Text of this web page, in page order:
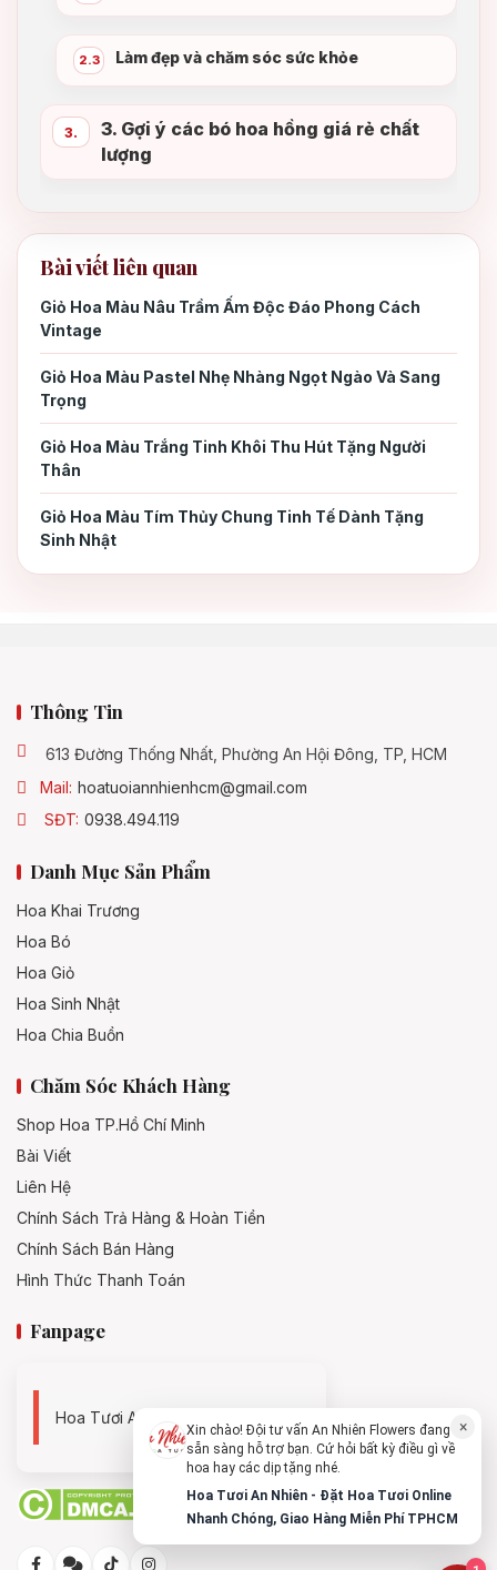
2.3 Làm đẹp và chăm sóc sức khỏe
3.
3. Gợi ý các bó hoa hồng giá rẻ chất
lượng
5.
5. Kết luận
Bài viết liên quan
Giỏ Hoa Màu Nâu Trầm Ấm Độc Đáo Phong Cách
Vintage
Giỏ Hoa Màu Pastel Nhẹ Nhàng Ngọt Ngào Và Sang
Trọng
Giỏ Hoa Màu Trắng Tinh Khôi Thu Hút Tặng Người
Thân
Giỏ Hoa Màu Tím Thủy Chung Tinh Tế Dành Tặng
Sinh Nhật
Thông Tin
613 Đường Thống Nhất, Phường An Hội Đông, TP, HCM
Mail: hoatuoiannhienhcm@gmail.com
SĐT: 0938.494.119
Danh Mục Sản Phẩm
Hoa Khai Trương
Hoa Bó
Hoa Giỏ
Hoa Sinh Nhật
Hoa Chia Buồn
Chăm Sóc Khách Hàng
Shop Hoa TP.Hồ Chí Minh
Bài Viết
Liên Hệ
Chính Sách Trả Hàng & Hoàn Tiền
Chính Sách Bán Hàng
Hình Thức Thanh Toán
Fanpage
Hoa Tươi An Nhiên - 0938494119 ×
Xin chào! Đội tư vấn An Nhiên Flowers đang
sẵn sàng hỗ trợ bạn. Cứ hỏi bất kỳ điều gì về
hoa hay các dịp tặng nhé.
Hoa Tươi An Nhiên - Đặt Hoa Tươi Online
Nhanh Chóng, Giao Hàng Miễn Phí TPHCM